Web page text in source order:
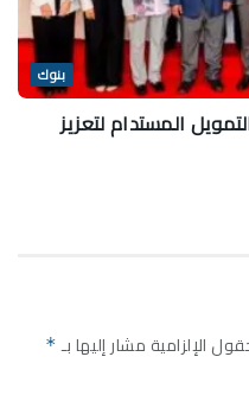
بنوك
المستدام لتعزيز
الإلزامية مشار إليها بـ *